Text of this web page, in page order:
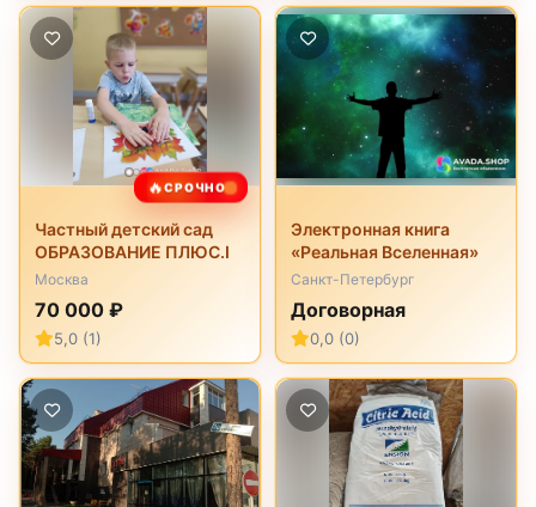
🔥СРОЧНО
Частный детский сад
ОБРАЗОВАНИЕ ПЛЮС.I
Москва
70 000 ₽
5,0 (1)
Электронная книга
«Реальная Вселенная»
Санкт-Петербург
Договорная
0,0 (0)